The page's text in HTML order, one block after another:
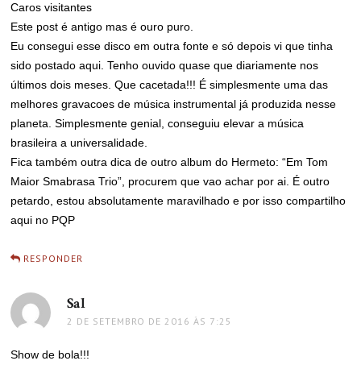
Caros visitantes
Este post é antigo mas é ouro puro.
Eu consegui esse disco em outra fonte e só depois vi que tinha
sido postado aqui. Tenho ouvido quase que diariamente nos
últimos dois meses. Que cacetada!!! É simplesmente uma das
melhores gravacoes de música instrumental já produzida nesse
planeta. Simplesmente genial, conseguiu elevar a música
brasileira a universalidade.
Fica também outra dica de outro album do Hermeto: “Em Tom
Maior Smabrasa Trio”, procurem que vao achar por ai. É outro
petardo, estou absolutamente maravilhado e por isso compartilho
aqui no PQP
RESPONDER
Sal
2 DE SETEMBRO DE 2016 ÀS 7:25
Show de bola!!!